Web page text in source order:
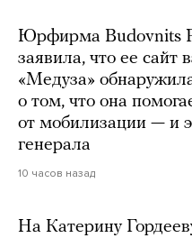
Юрфирма Budovnits
заявила, что ее сайт
«Медуза»
о том, что она
от мобилизации — и
генерала
10 часов назад
На Катерину